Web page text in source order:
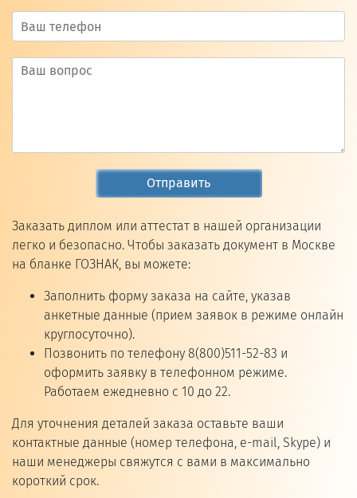
Отправить
Заказать диплом или аттестат в нашей организации
легко и безопасно. Чтобы заказать документ в Москве
на бланке ГОЗНАК, вы можете:
Заполнить форму заказа на сайте, указав
анкетные данные (прием заявок в режиме онлайн
круглосуточно).
Позвонить по телефону 8(800)511-52-83 и
оформить заявку в телефонном режиме.
Работаем ежедневно с 10 до 22.
Для уточнения деталей заказа оставьте ваши
контактные данные (номер телефона, e-mail, Skype) и
наши менеджеры свяжутся с вами в максимально
короткий срок.